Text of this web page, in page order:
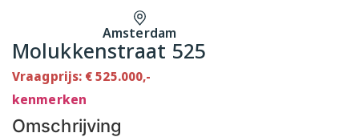
Amsterdam
Molukkenstraat 525
Vraagprijs: € 525.000,-
kenmerken
Omschrijving